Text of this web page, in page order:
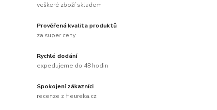
veškeré zboží skladem
Prověřená kvalita produktů
za super ceny
Rychlé dodání
expedujeme do 48 hodin
Spokojení zákazníci
recenze z Heureka.cz